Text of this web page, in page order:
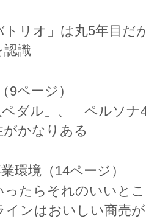
トリオ」は丸5年目
認識
9ページ）
ペダル」、「ペルソ
かなりある
環境（14ページ）
ったらそれのいいと
インはおいしい商売